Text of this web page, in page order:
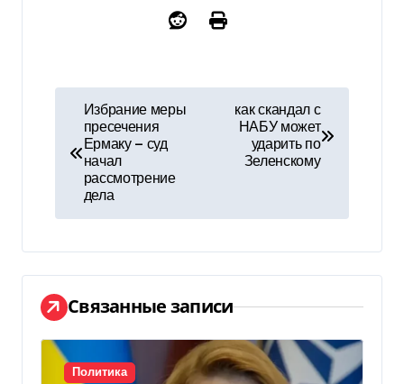
и
г
а
ц
и
Избрание меры
пресечения
Ермаку — суд
начал
рассмотрение
дела
как скандал с
НАБУ может
ударить по
Зеленскому
Связанные записи
Политика